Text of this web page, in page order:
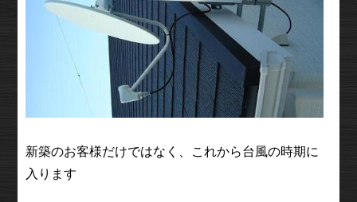
新築のお客様だけではなく、これから台風の時期に
入ります